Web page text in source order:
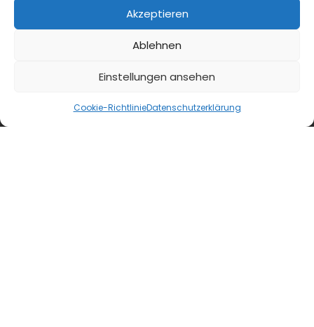
Akzeptieren
Ablehnen
Einstellungen ansehen
Cookie-RichtlinieDatenschutzerklärung
KAFFEE & Co.
Neue Pop-up-Kaffeebar „The Coffee Spot by